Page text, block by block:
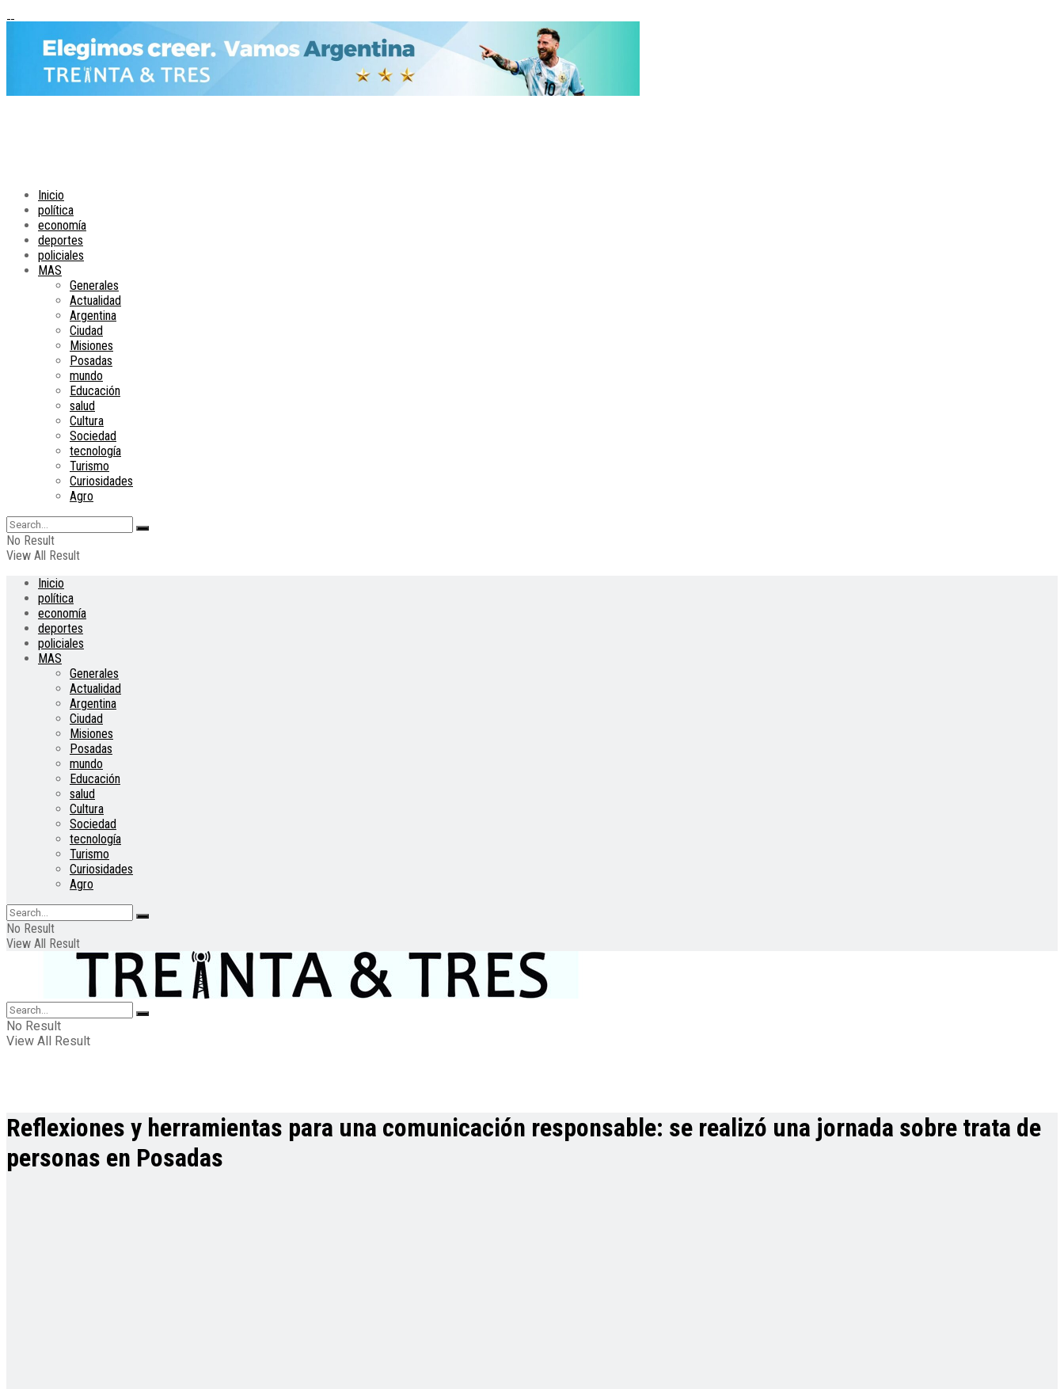
Inicio
política
economía
deportes
policiales
MAS
Generales
Actualidad
Argentina
Ciudad
Misiones
Posadas
mundo
Educación
salud
Cultura
Sociedad
tecnología
Turismo
Curiosidades
Agro
No Result
View All Result
Inicio
política
economía
deportes
policiales
MAS
Generales
Actualidad
Argentina
Ciudad
Misiones
Posadas
mundo
Educación
salud
Cultura
Sociedad
tecnología
Turismo
Curiosidades
Agro
No Result
View All Result
No Result
View All Result
Reflexiones y herramientas para una comunicación responsable: se realizó una jornada sobre trata de
personas en Posadas